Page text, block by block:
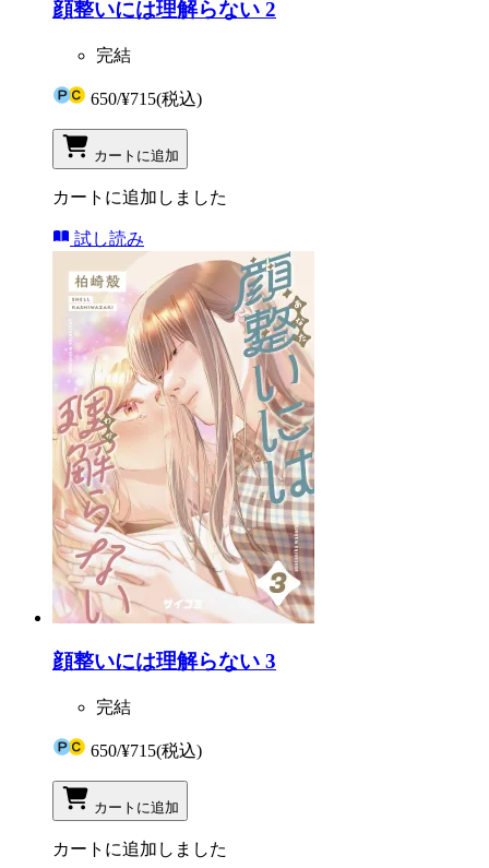
顔整いには理解らない 2
完結
650/¥715(税込)
カートに追加
カートに追加しました
試し読み
顔整いには理解らない 3
完結
650/¥715(税込)
カートに追加
カートに追加しました